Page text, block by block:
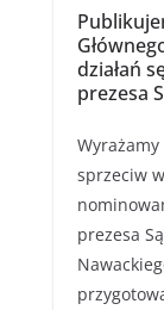
działań
prezesa
sprzeciw
prezesa